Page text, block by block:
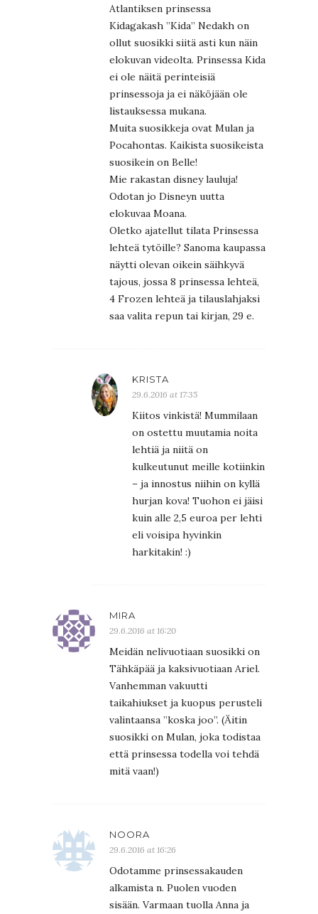
Atlantiksen prinsessa
Kidagakash ”Kida” Nedakh on
ollut suosikki siitä asti kun näin
elokuvan videolta. Prinsessa Kida
ei ole näitä perinteisiä
prinsessoja ja ei näköjään ole
listauksessa mukana.
Muita suosikkeja ovat Mulan ja
Pocahontas. Kaikista suosikeista
suosikein on Belle!
Mie rakastan disney lauluja!
Odotan jo Disneyn uutta
elokuvaa Moana.
Oletko ajatellut tilata Prinsessa
lehteä tytöille? Sanoma kaupassa
näytti olevan oikein säihkyvä
tajous, jossa 8 prinsessa lehteä,
4 Frozen lehteä ja tilauslahjaksi
saa valita repun tai kirjan, 29 e.
KRISTA
29.6.2016 at 17:35
Kiitos vinkistä! Mummilaan
on ostettu muutamia noita
lehtiä ja niitä on
kulkeutunut meille kotiinkin
– ja innostus niihin on kyllä
hurjan kova! Tuohon ei jäisi
kuin alle 2,5 euroa per lehti
eli voisipa hyvinkin
harkitakin! :)
MIRA
29.6.2016 at 16:20
Meidän nelivuotiaan suosikki on
Tähkäpää ja kaksivuotiaan Ariel.
Vanhemman vakuutti
taikahiukset ja kuopus perusteli
valintaansa ”koska joo”. (Äitin
suosikki on Mulan, joka todistaa
että prinsessa todella voi tehdä
mitä vaan!)
NOORA
29.6.2016 at 16:26
Odotamme prinsessakauden
alkamista n. Puolen vuoden
sisään. Varmaan tuolla Anna ja